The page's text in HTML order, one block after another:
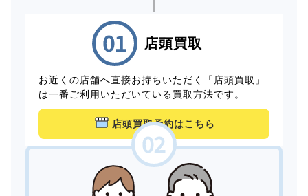
店頭買取
お近くの店舗へ直接お持ちいただく「店頭買取」
は一番ご利用いただいている買取方法です。
店頭買取予約はこちら